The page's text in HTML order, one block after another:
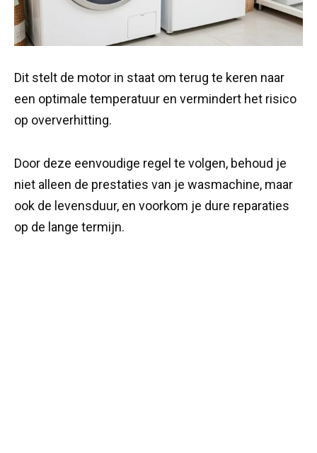
Dit stelt de motor in staat om terug te keren naar
een optimale temperatuur en vermindert het risico
op oververhitting.
Door deze eenvoudige regel te volgen, behoud je
niet alleen de prestaties van je wasmachine, maar
ook de levensduur, en voorkom je dure reparaties
op de lange termijn.